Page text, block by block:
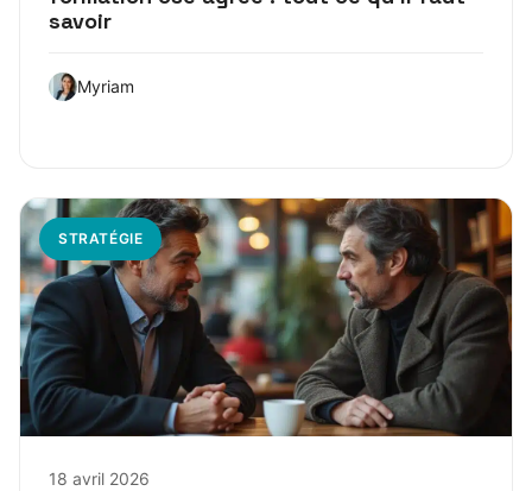
savoir
Myriam
STRATÉGIE
18 avril 2026